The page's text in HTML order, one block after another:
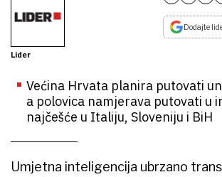
Lider
Dodajte
Većina Hrvata planira putovati
a polovica namjerava putovati u
najčešće u Italiju, Sloveniju i BiH
Umjetna inteligencija ubrzano